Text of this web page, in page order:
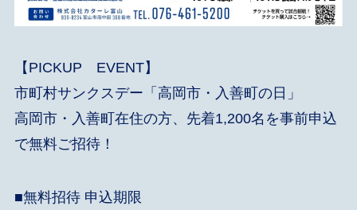
【PICKUP EVENT】
市町村サンクスデー「高岡市・入善町の日」
高岡市・入善町在住の方、先着1,200名を事前申込
で無料ご招待！
■無料招待 申込期限